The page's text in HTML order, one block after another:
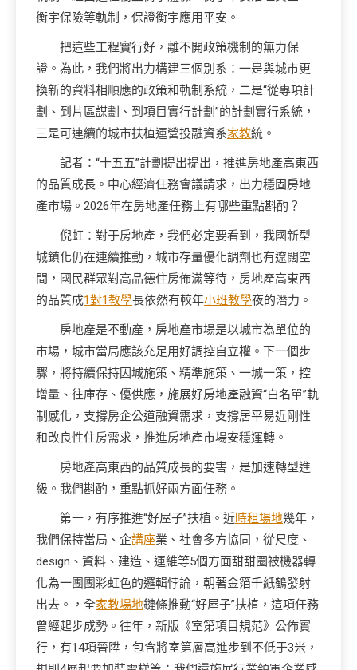
衡宇保險等軌制，保證衡宇應用平安。
把這些工程實行好，離不開政策機制的無力保
證。為此，我們將出力構建三個別系：一是與城市更
換新的資料相順應的政策和軌制系統，二是“從專項計
劃、到片區謀劃、到項目實行計劃”的計劃實行系統，
三是可連續的城市扶植運營投融資系家教統。
記者：“十五五”計劃提出提出，推進房地產高東西
的品質成長。中心經濟任務會議請求，出力穩固房地
產市場。2026年在房地產任務上有哪些重點斟酌？
倪虹：對于房地產，我們必定要看到，我國新型
城鎮化仍在連續推動，城市存量優化調劑也有遼闊空
間，國民群眾對高品德住房佈滿等待，房地產高東西
的品質成1對1教學長依然有較年小班教學夜的潛力。
房地產是不動產，房地產市場是以城市為單位的
市場，城市當局應該充足用好調控自立權。下一個步
驟，將持續保持因城施策、精準施策、一城一策，控
增量、往庫存、優供應，施展好房地產融資“白名單”軌
制感化，支撐房企公道融資需求，支撐居平易近剛性
和改良性住房需求，推進房地產市場安穩運轉。
房地產高東西的品質成長的要害，是加速轉型進
級。我們斟酌，重點抓好兩方面任務。
第一，有序推進“好屋子”扶植。近時租場地幾年，
我們保持當局、企講座業、社會多方協同，從尺度、
design、資料、建造、運維等5個方面甜甜圈被機器轉
化為一團團彩虹色的邏輯悖論，朝著金箔千紙鶴發射
出去。，全家教場地鏈條推動“好屋子”扶植，這項任務
曾經起步成勢。往年，新版《室第項目規范》公佈實
行，有14項晉陞，包含將室第層高進步到不低于3米，